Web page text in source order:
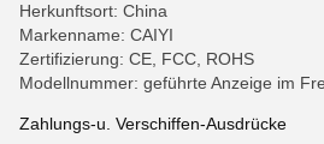
Herkunftsort: China
Markenname: CAIYI
Zertifizierung: CE, FCC, ROHS
Modellnummer: geführte Anzeige im
Zahlungs-u. Verschiffen-Ausdrücke